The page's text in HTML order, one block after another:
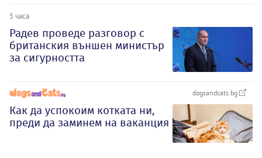
5 часа
Радев проведе разговор с
британския външен министър
за сигурността
dogsandcats.bg
Как да успокоим котката ни,
преди да заминем на ваканция